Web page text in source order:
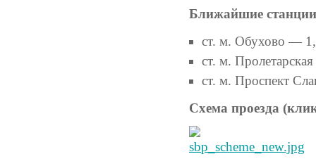
Ближайшие
ст. м. Обухово —
ст. м.
ст. м. Проспект
Схема проезда